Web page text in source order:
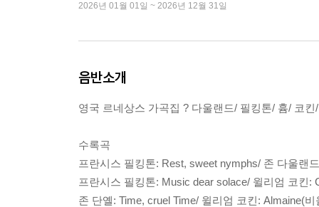
2026년 01월 01일 ~ 2026년 12월 31일
음반소개
영국 르네상스 가곡집 ? 다울랜드/ 필킹톤/ 흄/ 코
수록곡
프란시스 필킹톤: Rest, sweet nymphs/ 존 다울랜
프란시스 필킹톤: Music dear solace/ 윌리엄 코킨:
존 단옐: Time, cruel Time/ 윌리엄 코킨: Almaine(